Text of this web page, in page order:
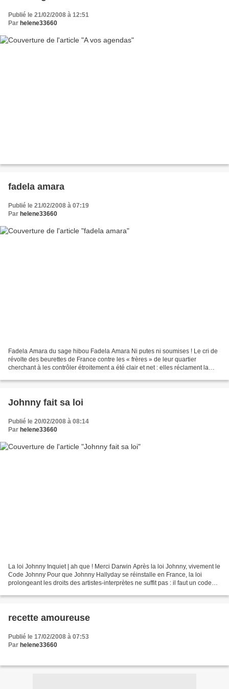
Publié le 21/02/2008 à 12:51
Par helene33660
fadela amara
Publié le 21/02/2008 à 07:19
Par helene33660
Fadela Amara du sage hibou Fadela Amara Ni putes ni soumises ! Le cri de
révolte des beurettes de France contre les « frères » de leur quartier
cherchant à les contrôler étroitement a été clair et net : elles réclament la
Johnny fait sa loi
Publié le 20/02/2008 à 08:14
Par helene33660
La loi Johnny Inquiet | ah que ! Merci Darwin Après la loi Johnny, vivement le
Code Johnny Pour que Johnny Hallyday se réinstalle en France, la loi
prolongeant les droits des artistes-interprètes ne suffit pas : il faut un code
recette amoureuse
Publié le 17/02/2008 à 07:53
Par helene33660